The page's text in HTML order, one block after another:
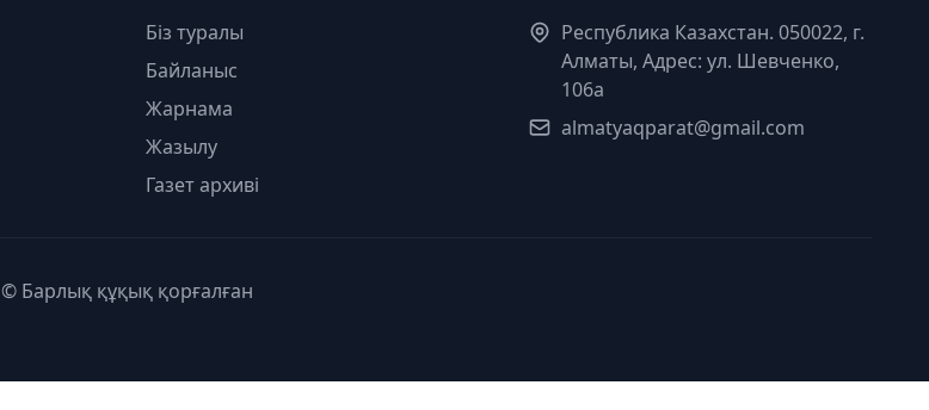
Біз туралы
Байланыс
Жарнама
Жазылу
Газет архиві
Республика Казахстан. 050022, г.
Алматы, Адрес: ул. Шевченко,
106а
almatyaqparat@gmail.com
© Барлық құқық қорғалған